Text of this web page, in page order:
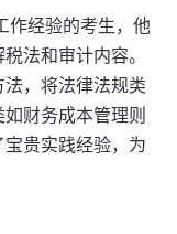
作经验的考生，他
法和审计内容。
，将法律法规类
财务成本管理则
贵实践经验，为